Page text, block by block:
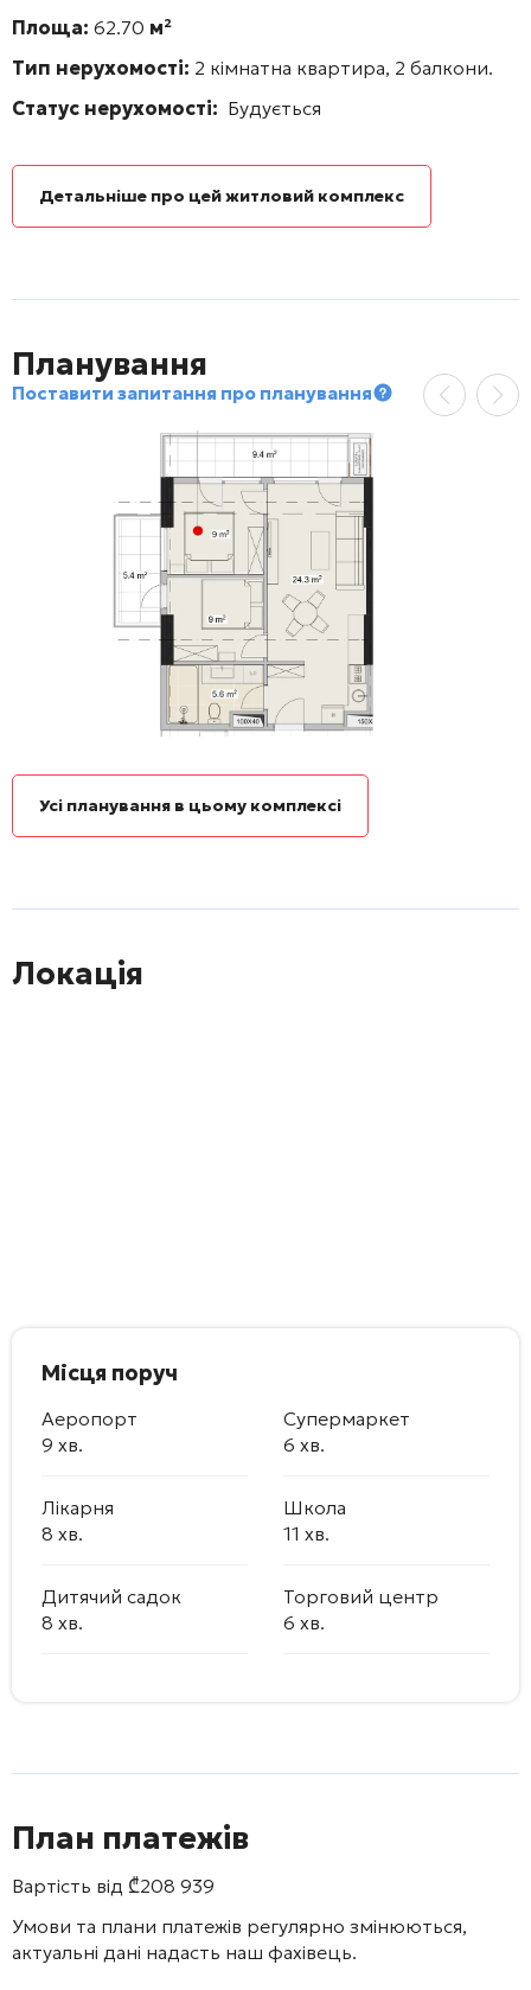
Площа: 62.70 м²
Тип нерухомості: 2 кімнатна квартира, 2 балкони.
Статус нерухомості: Будується
Детальніше про цей житловий комплекс
Планування
Поставити запитання про планування
Усі планування в цьому комплексі
Локація
Місця поруч
Аеропорт
9 хв.
Супермаркет
6 хв.
Лікарня
8 хв.
Школа
11 хв.
Дитячий садок
8 хв.
Торговий центр
6 хв.
План платежів
Вартість від ₾208 939
Умови та плани платежів регулярно змінюються,
актуальні дані надасть наш фахівець.